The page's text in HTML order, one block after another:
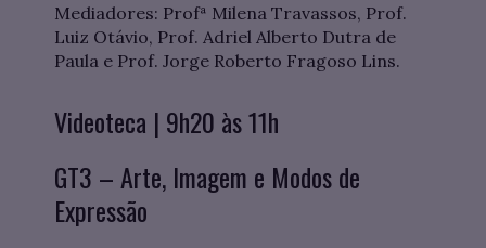
Mediadores: Profª Milena Travassos, Prof.
Luiz Otávio, Prof. Adriel Alberto Dutra de
Paula e Prof. Jorge Roberto Fragoso Lins.
Videoteca | 9h20 às 11h
GT3 – Arte, Imagem e Modos de
Expressão